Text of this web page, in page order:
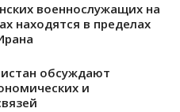
военнослужащих на
находятся в пределах
обсуждают
и